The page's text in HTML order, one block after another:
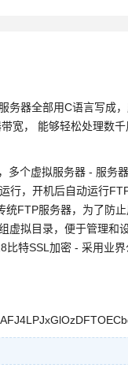
务器全部用C语言写成
宽， 能够轻松处理数
多个虚拟服务器 - 服务
行，开机后自动运行
FTP服务器，为了防
拟目录，便于管理和
特SSL加密 - 采用业